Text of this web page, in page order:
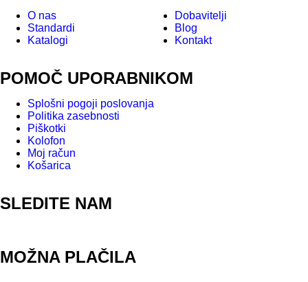
O nas
Standardi
Katalogi
Dobavitelji
Blog
Kontakt
POMOČ UPORABNIKOM
Splošni pogoji poslovanja
Politika zasebnosti
Piškotki
Kolofon
Moj račun
Košarica
SLEDITE NAM
MOŽNA PLAČILA